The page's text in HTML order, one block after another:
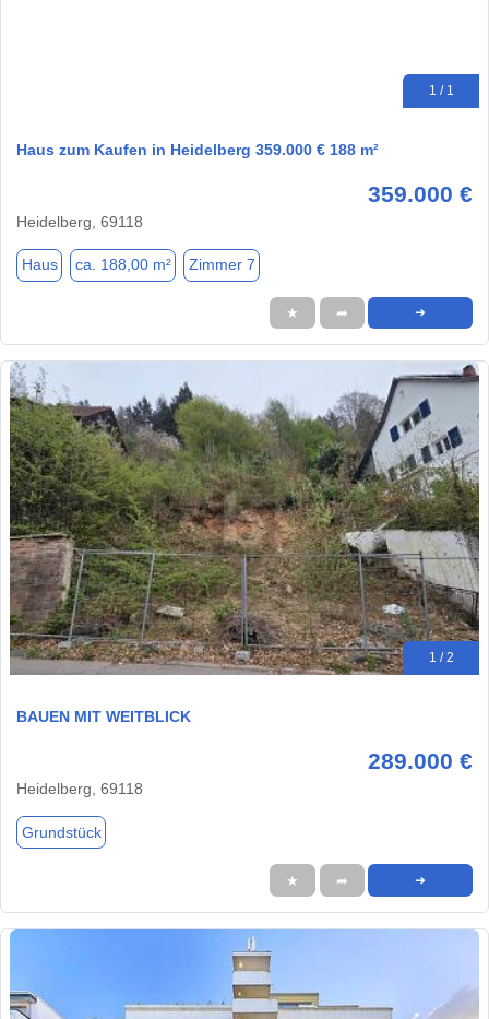
1 / 1
Haus zum Kaufen in Heidelberg 359.000 € 188 m²
359.000 €
Heidelberg, 69118
Haus ca. 188,00 m² Zimmer 7
★ ➦ ➜
1 / 2
BAUEN MIT WEITBLICK
289.000 €
Heidelberg, 69118
Grundstück
★ ➦ ➜